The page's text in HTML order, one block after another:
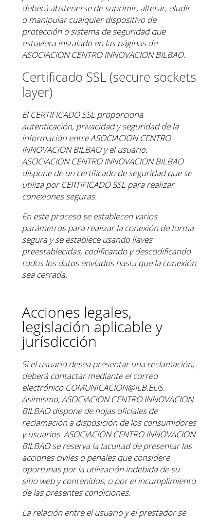
deberáabstenerse de suprimir, alterar, eludir
o manipular cualquier dispositivo de
protección o sistema deseguridad que
estuviera instalado en las páginas de
ASOCIACION CENTRO INNOVACION BILBAO.
Certificado SSL (secure sockets
layer)
El CERTIFICADO SSL proporciona
autenticación, privacidad y seguridad de la
información entreASOCIACION CENTRO
INNOVACION BILBAO y el usuario.
ASOCIACION CENTRO INNOVACION BILBAO
dispone de un certificado de seguridad que se
utiliza porCERTIFICADO SSL para realizar
conexiones seguras.
En este proceso se establecen varios
parámetros para realizar la conexión de forma
segura y se establece usando llaves
preestablecidas, codificando y descodificando
todos los datos enviados hastaque la conexión
sea cerrada.
Acciones legales,
legislación aplicable y
jurísdicción
Si el usuario desea presentar una reclamación,
deberá contactar mediante el correo
electrónico COMUNICACION@ILB.EUS.
Asimismo, ASOCIACION CENTRO INNOVACION
BILBAO dispone dehojas oficiales de
reclamación a disposición de los consumidores
y usuarios. ASOCIACION CENTRO INNOVACION
BILBAO se reserva la facultad de presentar las
acciones civiles openales que considere
oportunas por la utilización indebida de su
sitio web y contenidos, o por elincumplimiento
de las presentes condiciones.
La relación entre el usuario y el prestador se